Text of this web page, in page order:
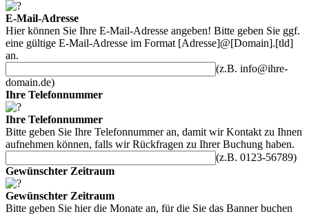
E-Mail-Adresse
Hier können Sie Ihre E-Mail-Adresse angeben! Bitte geben Sie ggf.
eine gültige E-Mail-Adresse im Format [Adresse]@[Domain].[tld]
an.
(z.B. info@ihre-
domain.de)
Ihre Telefonnummer
Ihre Telefonnummer
Bitte geben Sie Ihre Telefonnummer an, damit wir Kontakt zu Ihnen
aufnehmen können, falls wir Rückfragen zu Ihrer Buchung haben.
(z.B. 0123-56789)
Gewünschter Zeitraum
Gewünschter Zeitraum
Bitte geben Sie hier die Monate an, für die Sie das Banner buchen